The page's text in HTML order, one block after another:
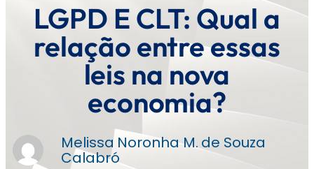
LGPD E CLT: Qual a
relação entre essas
leis na nova
economia?
Melissa Noronha M. de Souza
Calabró